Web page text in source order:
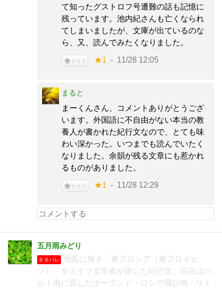
て知ったグストロフ号遭難の話も記憶に
残っています。池内紀さんも亡くなられ
てしまいましたが、文庫が出ているのな
ら、又、読んでみたくなりました。
ナイス ★1 11/28 12:05
まると
まーくんさん、コメントありがとうござ
います。外国語に不自由がない本当の教
養人が書かれた紀行文なので、とても味
わい深かった。いつまでも読んでいたく
なりました。余韻が残る文章にも惹かれ
るものがありました。
ナイス ★1 11/28 12:29
五月雨みどり
ネタバレ
地図に無き「東プロシア（東プロイセ
ン）」をドイツ文学者が旅した紀行文。現在はバ
ルト海に面したポーランド・ロシア飛び地・リト